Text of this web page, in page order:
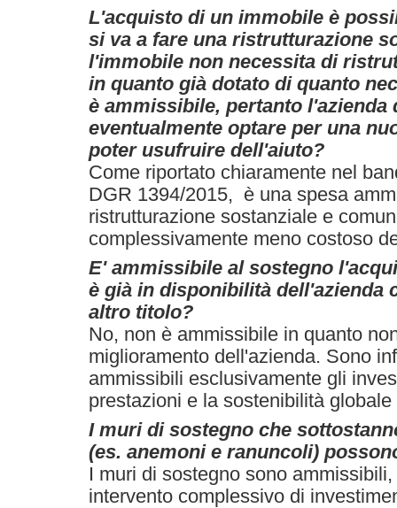
L'acquisto di un immobile è
si va a fare una ristrutturazione
l'immobile non necessita di
in quanto già dotato di quanto
è ammissibile, pertanto l'azienda
eventualmente optare per una
poter usufruire dell'aiuto?
Come riportato chiaramente nel
DGR 1394/2015, è una spesa
ristrutturazione sostanziale e
complessivamente meno costoso
E' ammissibile al sostegno
è già in disponibilità dell'azienda
altro titolo?
No, non è ammissibile in quanto
miglioramento dell'azienda. Sono
ammissibili esclusivamente gli
prestazioni e la sostenibilità globale
I muri di sostegno che
(es. anemoni e ranuncoli)
I muri di sostegno sono
intervento complessivo di